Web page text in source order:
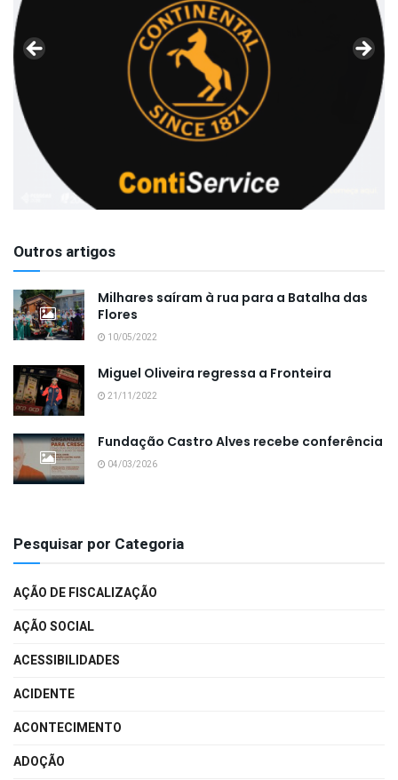
Outros artigos
Milhares saíram à rua para a Batalha das
Flores
10/05/2022
Miguel Oliveira regressa a Fronteira
21/11/2022
Fundação Castro Alves recebe conferência
04/03/2026
Pesquisar por Categoria
AÇÃO DE FISCALIZAÇÃO
AÇÃO SOCIAL
ACESSIBILIDADES
ACIDENTE
ACONTECIMENTO
ADOÇÃO